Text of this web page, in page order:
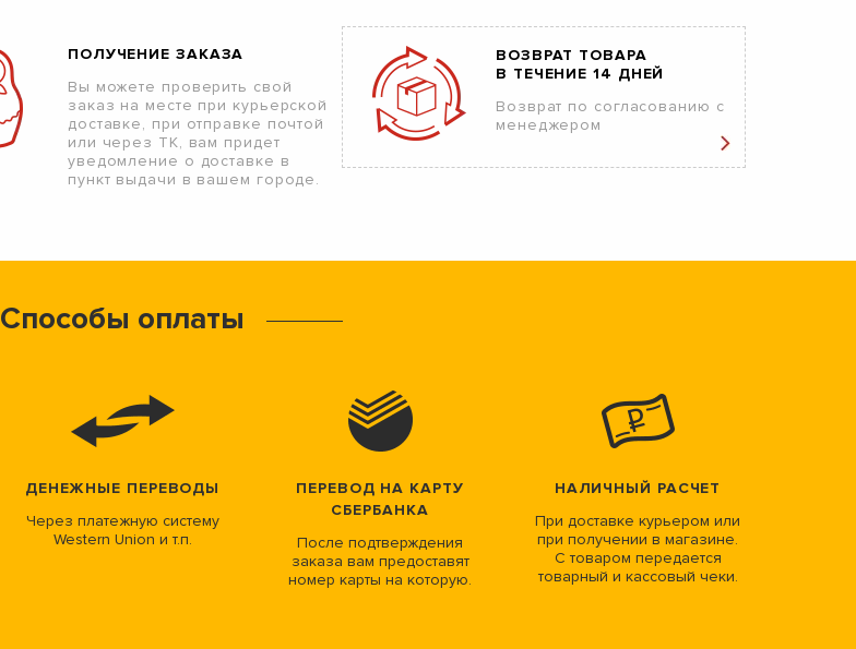
ПОЛУЧЕНИЕ ЗАКАЗА
Вы можете проверить свой
заказ на месте при курьерской
доставке, при отправке почтой
или через ТК, вам придет
уведомление о доставке в
пункт выдачи в вашем городе.
ВОЗВРАТ ТОВАРА
В ТЕЧЕНИЕ 14 ДНЕЙ
Возврат по согласованию с
менеджером
Способы оплаты
ДЕНЕЖНЫЕ ПЕРЕВОДЫ
Через платежную систему
Western Union и т.п.
ПЕРЕВОД НА КАРТУ
СБЕРБАНКА
После подтверждения
заказа вам предоставят
номер карты на которую.
НАЛИЧНЫЙ РАСЧЕТ
При доставке курьером или
при получении в магазине.
С товаром передается
товарный и кассовый чеки.